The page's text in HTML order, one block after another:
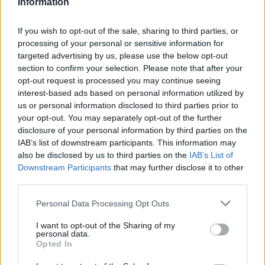
Information
If you wish to opt-out of the sale, sharing to third parties, or
processing of your personal or sensitive information for
targeted advertising by us, please use the below opt-out
section to confirm your selection. Please note that after your
opt-out request is processed you may continue seeing
interest-based ads based on personal information utilized by
us or personal information disclosed to third parties prior to
your opt-out. You may separately opt-out of the further
disclosure of your personal information by third parties on the
IAB’s list of downstream participants. This information may
also be disclosed by us to third parties on the IAB’s List of
Downstream Participants that may further disclose it to other
Personal Data Processing Opt Outs
I want to opt-out of the Sharing of my
personal data.
Opted In
3. W co ty grasz, panie Kamiloo?
Następna z akcji także dotyczyć będzie G2 Esports, lecz
to zagranie pochodzi już z innego starcia. W niedzielę
bowiem Samuraje mieli okazję zmierzyć się z Teamem
Heretics. I trzeba przyznać, że sam początek dla
Heretyków był naprawdę niezły. Szczególnie duże
problemy miał Hans sama, który w kilka minut zdążył
upaść już dwa razy. Oczywiście, to jeszcze nie oznaczało
niczego wielkiego, ale był to dobry start w wykonaniu
TH.
Ale długo tak przedstawiciele hiszpańskiej organizacji
nie pociągnęli. I oczywiście swoje palce w tym wszystkim
musiał maczać nie kto inny, jak główny dowodzący G2 –
inicjatywy wydarzyło się to, co zobaczycie poniżej.
Wszystko dlatego, że Kamiloo zdecydował się podjąć